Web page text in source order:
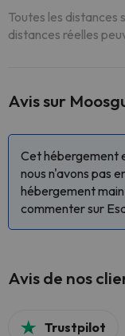
Toutes les distances
distances réelles
Avis sur
Cet hébergement
nous n'avons pas
hébergement
commenter sur
Avis de nos
Trustpilot